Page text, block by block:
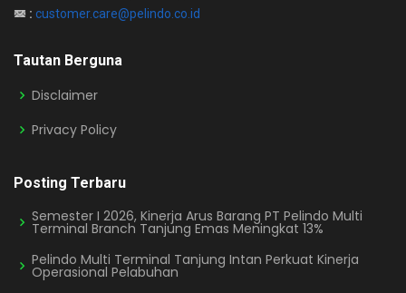
: customer.care@pelindo.co.id
Tautan Berguna
Disclaimer
Privacy Policy
Posting Terbaru
Semester I 2026, Kinerja Arus Barang PT Pelindo Multi
Terminal Branch Tanjung Emas Meningkat 13%
Pelindo Multi Terminal Tanjung Intan Perkuat Kinerja
Operasional Pelabuhan